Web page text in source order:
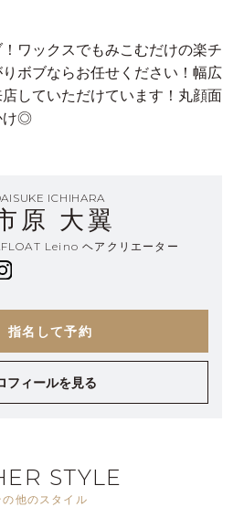
ワックスでもみこむだけの楽チ
ボブならお任せください！幅広
していただけています！丸顔面
け◎
ICHIHARA
原 大翼
Leino ヘアクリエーター
指名して予約
フィールを見る
STYLE
の他のスタイル